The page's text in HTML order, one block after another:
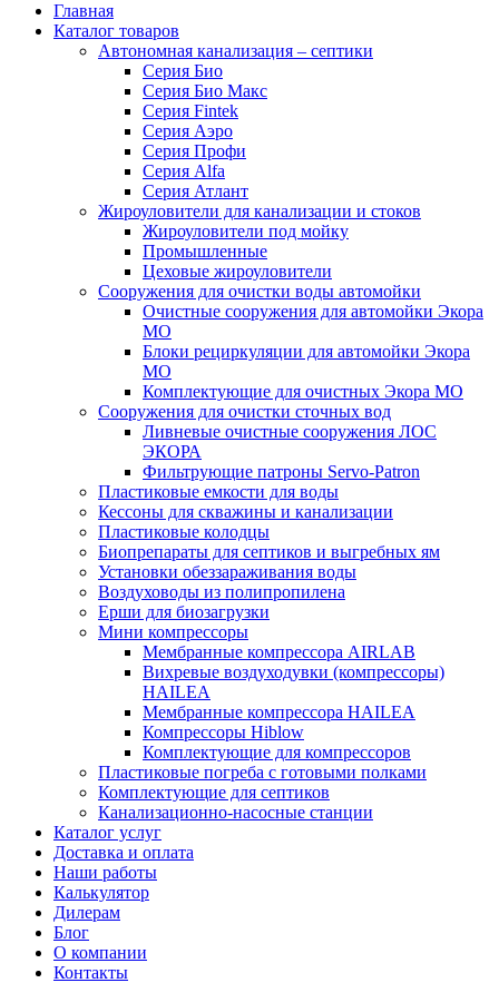
Главная
Каталог товаров
Автономная канализация – септики
Серия Био
Серия Био Макс
Серия Fintek
Серия Аэро
Серия Профи
Серия Alfa
Серия Атлант
Жироуловители для канализации и стоков
Жироуловители под мойку
Промышленные
Цеховые жироуловители
Сооружения для очистки воды автомойки
Очистные сооружения для автомойки Экора
МО
Блоки рециркуляции для автомойки Экора
МО
Комплектующие для очистных Экора МО
Сооружения для очистки сточных вод
Ливневые очистные сооружения ЛОС
ЭКОРА
Фильтрующие патроны Servo-Patron
Пластиковые емкости для воды
Кессоны для скважины и канализации
Пластиковые колодцы
Биопрепараты для септиков и выгребных ям
Установки обеззараживания воды
Воздуховоды из полипропилена
Ерши для биозагрузки
Мини компрессоры
Мембранные компрессора AIRLAB
Вихревые воздуходувки (компрессоры)
HAILEA
Мембранные компрессора HAILEA
Компрессоры Hiblow
Комплектующие для компрессоров
Пластиковые погреба с готовыми полками
Комплектующие для септиков
Канализационно-насосные станции
Каталог услуг
Доставка и оплата
Наши работы
Калькулятор
Дилерам
Блог
О компании
Контакты